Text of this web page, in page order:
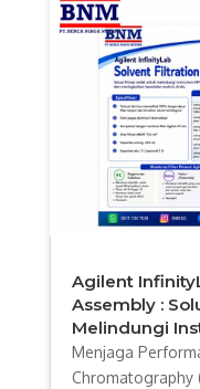
Agilent
Assembly :
Melindungi
Menjaga
Chromatography